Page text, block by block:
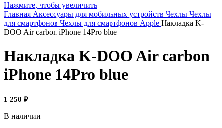
Нажмите, чтобы увеличить
Главная Аксессуары для мобильных устройств Чехлы Чехлы
для смартфонов Чехлы для смартфонов Apple Накладка K-
DOO Air carbon iPhone 14Pro blue
Накладка K-DOO Air carbon
iPhone 14Pro blue
1 250 ₽
В наличии